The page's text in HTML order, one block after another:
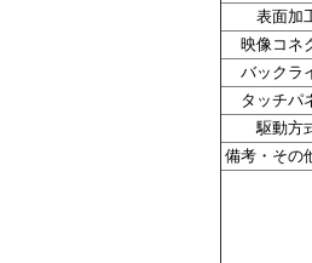
表面加
映像コネ
バックラ
タッチパ
駆動方
備考・その